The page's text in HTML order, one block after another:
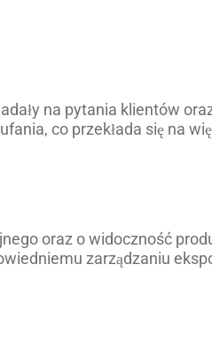
na pytania klientów
co przekłada się na
oraz o widoczność
zarządzaniu